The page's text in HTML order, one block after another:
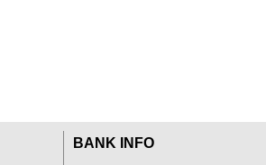
BANK INFO